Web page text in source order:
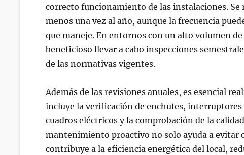
correcto funcionamiento de las instalaciones.
menos una vez al año, aunque la frecuencia
que maneje. En entornos con un alto volumen
beneficioso llevar a cabo inspecciones
de las normativas vigentes.
Además de las revisiones anuales, es esencial
incluye la verificación de enchufes,
cuadros eléctricos y la comprobación de la
mantenimiento proactivo no solo ayuda a evitar
contribuye a la eficiencia energética del local,